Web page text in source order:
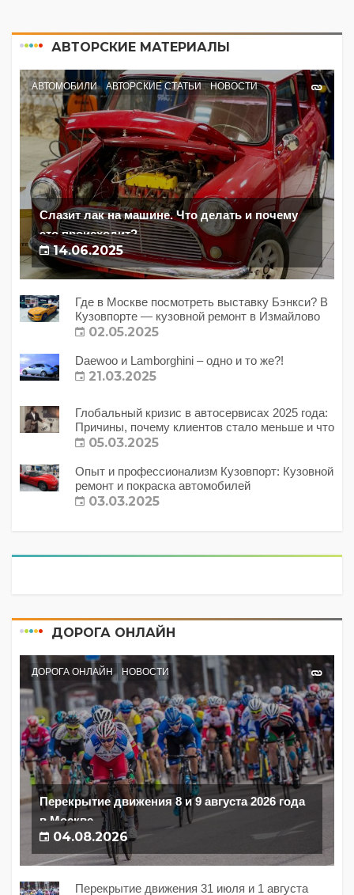
АВТОРСКИЕ МАТЕРИАЛЫ
АВТОМОБИЛИ АВТОРСКИЕ СТАТЬИ НОВОСТИ
Слазит лак на машине. Что делать и почему
это происходит?
14.06.2025
Где в Москве посмотреть выставку Бэнкси? В
Кузовпорте — кузовной ремонт в Измайлово
02.05.2025
Daewoo и Lamborghini – одно и то же?!
21.03.2025
Глобальный кризис в автосервисах 2025 года:
Причины, почему клиентов стало меньше и что
с этим делать?
05.03.2025
Опыт и профессионализм Кузовпорт: Кузовной
ремонт и покраска автомобилей
03.03.2025
ДОРОГА ОНЛАЙН
ДОРОГА ОНЛАЙН НОВОСТИ
Перекрытие движения 8 и 9 августа 2026 года
в Москве
04.08.2026
Перекрытие движения 31 июля и 1 августа